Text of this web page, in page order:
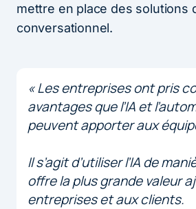
mettre en place des solutions
conversationnel.
« Les entreprises ont pris
avantages que l’IA et
peuvent apporter aux
Il s’agit d’utiliser l’IA de
offre la plus grande valeur
entreprises et aux clients.